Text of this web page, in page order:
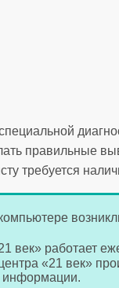
правильные
требуется
век» работает
«21 век»
информации.